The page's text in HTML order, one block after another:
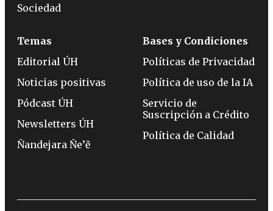
Sociedad
Temas
Editorial ÚH
Noticias positivas
Pódcast ÚH
Newsletters ÚH
Ñandejara Ñe’ẽ
Bases y Condiciones
Políticas de Privacidad
Política de uso de la IA
Servicio de
Suscripción a Crédito
Política de Calidad